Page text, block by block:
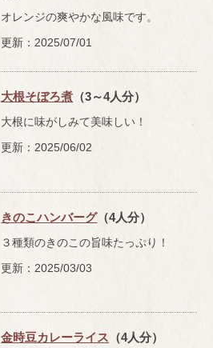
オレンジの爽やかな風味です。
更新：2025/07/01
大根そぼろ煮 （3～4人分）
大根に味がしみて美味しい！
更新：2025/06/02
きのこハンバーグ（4人分）
３種類のきのこの旨味たっぷり！
更新：2025/03/03
金時豆カレーライス （4人分）